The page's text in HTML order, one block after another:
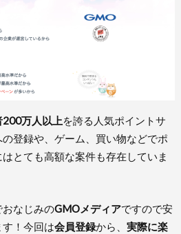
200万人以上を誇る人気ポイントサ
登録や、ゲーム、買い物などでポ
とても高額な案件も存在していま
なじみのGMOメディアですので安
！今回は会員登録から、 実際に楽